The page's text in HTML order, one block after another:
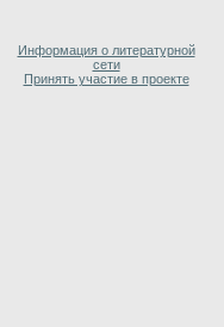
Информация о литературной
сети
Принять участие в проекте